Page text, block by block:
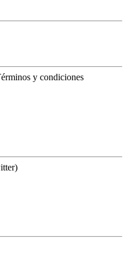
y condiciones